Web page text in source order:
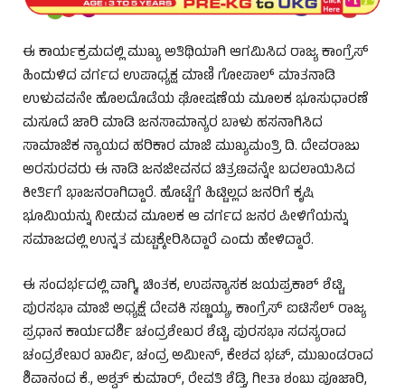
ಈ ಕಾರ್ಯಕ್ರಮದಲ್ಲಿ ಮುಖ್ಯ ಅತಿಥಿಯಾಗಿ ಆಗಮಿಸಿದ ರಾಜ್ಯ ಕಾಂಗ್ರೆಸ್
ಹಿಂದುಳಿದ ವರ್ಗದ ಉಪಾಧ್ಯಕ್ಷ ಮಾಣಿ ಗೋಪಾಲ್ ಮಾತನಾಡಿ
ಉಳುವವನೇ ಹೊಲದೊಡೆಯ ಘೋಷಣೆಯ ಮೂಲಕ ಭೂಸುಧಾರಣೆ
ಮಸೂದೆ ಜಾರಿ ಮಾಡಿ ಜನಸಾಮಾನ್ಯರ ಬಾಳು ಹಸನಾಗಿಸಿದ
ಸಾಮಾಜಿಕ ನ್ಯಾಯದ ಹರಿಕಾರ ಮಾಜಿ ಮುಖ್ಯಮಂತ್ರಿ ದಿ. ದೇವರಾಜು
ಅರಸುರವರು ಈ ನಾಡಿ ಜನಜೀವನದ ಚಿತ್ರಣವನ್ನೇ ಬದಲಾಯಿಸಿದ
ಕೀರ್ತಿಗೆ ಭಾಜನರಾಗಿದ್ದಾರೆ. ಹೊಟ್ಟೆಗೆ ಹಿಟ್ಟಿಲ್ಲದ ಜನರಿಗೆ ಕೃಷಿ
ಭೂಮಿಯನ್ನು ನೀಡುವ ಮೂಲಕ ಆ ವರ್ಗದ ಜನರ ಪೀಳಿಗೆಯನ್ನು
ಸಮಾಜದಲ್ಲಿ ಉನ್ನತ ಮಟ್ಟಕ್ಕೇರಿಸಿದ್ದಾರೆ ಎಂದು ಹೇಳಿದ್ದಾರೆ.
ಈ ಸಂದರ್ಭದಲ್ಲಿ ವಾಗ್ಮಿ, ಚಿಂತಕ, ಉಪನ್ಯಾಸಕ ಜಯಪ್ರಕಾಶ್ ಶೆಟ್ಟಿ,
ಪುರಸಭಾ ಮಾಜಿ ಅಧ್ಯಕ್ಷೆ ದೇವಕಿ ಸಣ್ಣಯ್ಯ, ಕಾಂಗ್ರೆಸ್ ಐಟಿಸೆಲ್ ರಾಜ್ಯ
ಪ್ರಧಾನ ಕಾರ್ಯದರ್ಶಿ ಚಂದ್ರಶೇಖರ ಶೆಟ್ಟಿ, ಪುರಸಭಾ ಸದಸ್ಯರಾದ
ಚಂದ್ರಶೇಖರ ಖಾರ್ವಿ, ಚಂದ್ರ ಅಮೀನ್, ಕೇಶವ ಭಟ್, ಮುಖಂಡರಾದ
ಶಿವಾನಂದ ಕೆ., ಅಶ್ವತ್ ಕುಮಾರ್, ರೇವತಿ ಶೆಡ್ತಿ, ಗೀತಾ ಶಂಬು ಪೂಜಾರಿ,